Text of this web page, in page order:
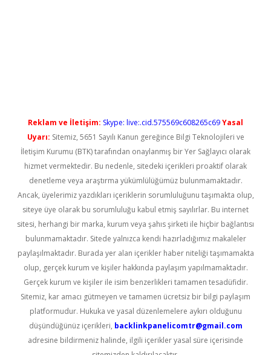
Reklam ve İletişim: Skype: live:.cid.575569c608265c69Yasal
Uyarı: Sitemiz, 5651 Sayılı Kanun gereğince Bilgi Teknolojileri ve
İletişim Kurumu (BTK) tarafından onaylanmış bir Yer Sağlayıcı olarak
hizmet vermektedir. Bu nedenle, sitedeki içerikleri proaktif olarak
denetleme veya araştırma yükümlülüğümüz bulunmamaktadır.
Ancak, üyelerimiz yazdıkları içeriklerin sorumluluğunu taşımakta olup,
siteye üye olarak bu sorumluluğu kabul etmiş sayılırlar. Bu internet
sitesi, herhangi bir marka, kurum veya şahıs şirketi ile hiçbir bağlantısı
bulunmamaktadır. Sitede yalnızca kendi hazırladığımız makaleler
paylaşılmaktadır. Burada yer alan içerikler haber niteliği taşımamakta
olup, gerçek kurum ve kişiler hakkında paylaşım yapılmamaktadır.
Gerçek kurum ve kişiler ile isim benzerlikleri tamamen tesadüfidir.
Sitemiz, kar amacı gütmeyen ve tamamen ücretsiz bir bilgi paylaşım
platformudur. Hukuka ve yasal düzenlemelere aykırı olduğunu
düşündüğünüz içerikleri, backlinkpanelicomtr@gmail.com
adresine bildirmeniz halinde, ilgili içerikler yasal süre içerisinde